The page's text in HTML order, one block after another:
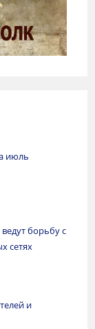
июль
борьбу с
сетях
и